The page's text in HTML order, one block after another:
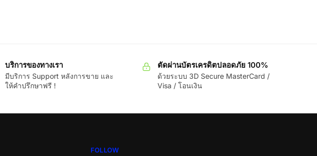
บริการของทางเรา
มีบริการ Support หลังการขาย และ
ให้คำปรึกษาฟรี !
ตัดผ่านบัตรเครดิตปลอดภัย 100%
ด้วยระบบ 3D Secure MasterCard /
Visa / โอนเงิน
FOLLOW